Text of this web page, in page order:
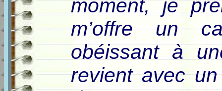
moment, je
m’offre un
obéissant à
revient avec